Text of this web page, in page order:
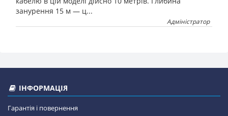
занурення 15 м — ц...
Адміністратор
ІНФОРМАЦІЯ
Гарантія і повернення